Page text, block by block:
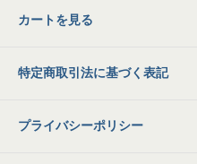
カートを見る
特定商取引法に基づく表記
プライバシーポリシー